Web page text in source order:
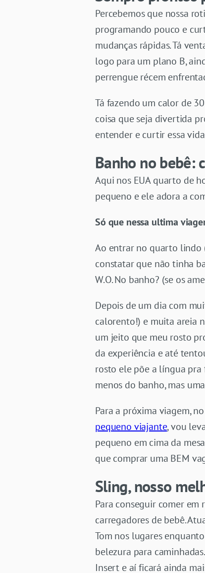
Percebemos que nossa
programando pouco e
mudanças rápidas. Tá
logo para um plano B,
perrengue récem
Tá fazendo um calor de
coisa que seja divertida
entender e curtir essa
Banho no
Aqui nos EUA quarto de
pequeno e ele adora a
Só que nessa ultima
Ao entrar no quarto lindo
constatar que não tinha
W.O. No banho? (se os
Depois de um dia com
calorento!) e muita areia
um jeito que meu rosto
da experiência e até
rosto ele põe a língua
menos do banho, mas
Para a próxima viagem,
pequeno viajante, vou
pequeno em cima da
que comprar uma BEM
Sling, nosso
Para conseguir comer em
carregadores de bebê.
Tom nos lugares
belezura para
Insert e aí ficará ainda